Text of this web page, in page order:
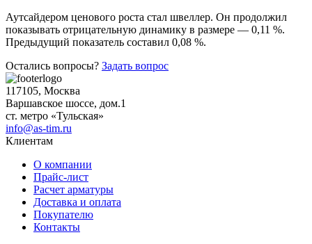
медная
Лист
медный
Фитинги
резьбовые
Аутсайдером ценового роста стал швеллер. Он продолжил
показывать отрицательную динамику в размере — 0,11 %.
Предыдущий показатель составил 0,08 %.
Остались вопросы? Задать вопрос
117105, Москва
Варшавское шоссе, дом.1
ст. метро «Тульская»
info@as-tim.ru
Клиентам
О компании
Прайс-лист
Расчет арматуры
Доставка и оплата
Покупателю
Контакты